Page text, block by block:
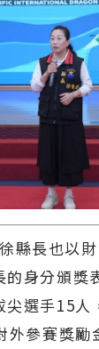
長也以財
身分頒獎
尖選手15人
外參賽獎勵